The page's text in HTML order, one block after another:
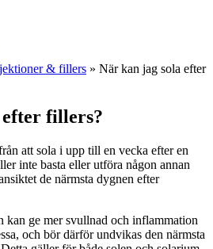
& fillers » När kan jag sola efter
fillers?
att sola i upp till en vecka efter en
inte basta eller utföra någon annan
de närmsta dygnen efter
kan ge mer svullnad och inflammation
och bör därför undvikas den närmsta